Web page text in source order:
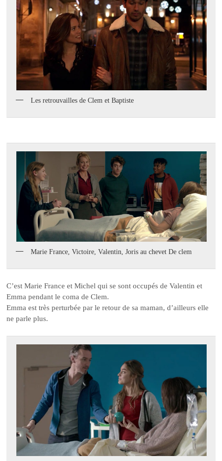
Les retrouvailles de Clem et Baptiste
Marie France, Victoire, Valentin, Joris au chevet De clem
C’est Marie France et Michel qui se sont occupés de Valentin et
Emma pendant le coma de Clem.
Emma est très perturbée par le retour de sa maman, d’ailleurs elle
ne parle plus.